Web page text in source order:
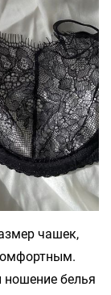
чашек,
ношение белья